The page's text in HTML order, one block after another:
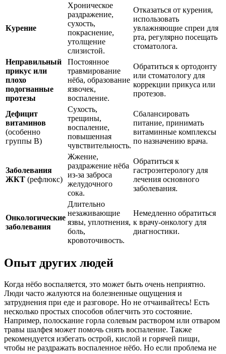
Курение
Хроническое
раздражение,
сухость,
покраснение,
утолщение
слизистой.
Отказаться от курения,
использовать
увлажняющие спреи для
рта, регулярно посещать
стоматолога.
Неправильный
прикус или
плохо
подогнанные
протезы
Постоянное
травмирование
нёба, образование
язвочек,
воспаление.
Обратиться к ортодонту
или стоматологу для
коррекции прикуса или
протезов.
Дефицит
витаминов
(особенно
группы В)
Сухость,
трещины,
воспаление,
повышенная
чувствительность.
Сбалансировать
питание, принимать
витаминные комплексы
по назначению врача.
Заболевания
ЖКТ (рефлюкс)
Жжение,
раздражение нёба
из-за заброса
желудочного
сока.
Обратиться к
гастроэнтерологу для
лечения основного
заболевания.
Онкологические
заболевания
Длительно
незаживающие
язвы, уплотнения,
боль,
кровоточивость.
Немедленно обратиться
к врачу-онкологу для
диагностики.
Опыт других людей
Когда нёбо воспаляется, это может быть очень неприятно.
Люди часто жалуются на болезненные ощущения и
затруднения при еде и разговоре. Но не отчаивайтесь! Есть
несколько простых способов облегчить это состояние.
Например, полоскание горла солевым раствором или отваром
травы шалфея может помочь снять воспаление. Также
рекомендуется избегать острой, кислой и горячей пищи,
чтобы не раздражать воспаленное нёбо. Но если проблема не